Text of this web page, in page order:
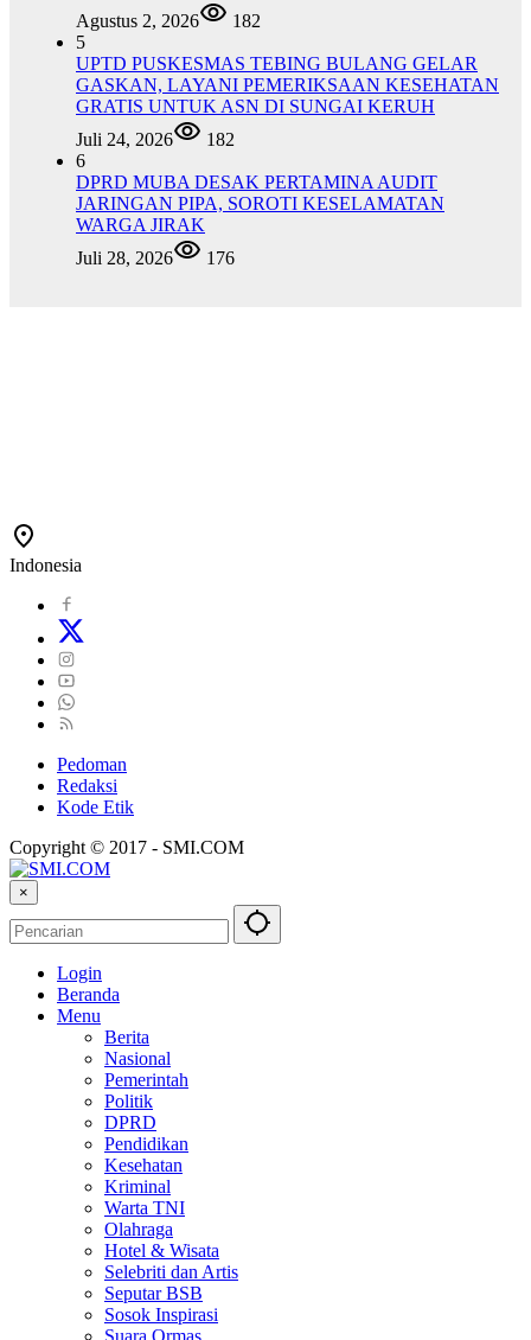
Agustus 2, 2026
182
5
UPTD PUSKESMAS TEBING BULANG GELAR
GASKAN, LAYANI PEMERIKSAAN KESEHATAN
GRATIS UNTUK ASN DI SUNGAI KERUH
Juli 24, 2026
182
6
DPRD MUBA DESAK PERTAMINA AUDIT
JARINGAN PIPA, SOROTI KESELAMATAN
WARGA JIRAK
Juli 28, 2026
176
Indonesia
Pedoman
Redaksi
Kode Etik
Copyright © 2017 - SMI.COM
×
Login
Beranda
Menu
Berita
Nasional
Pemerintah
Politik
DPRD
Pendidikan
Kesehatan
Kriminal
Warta TNI
Olahraga
Hotel & Wisata
Selebriti dan Artis
Seputar BSB
Sosok Inspirasi